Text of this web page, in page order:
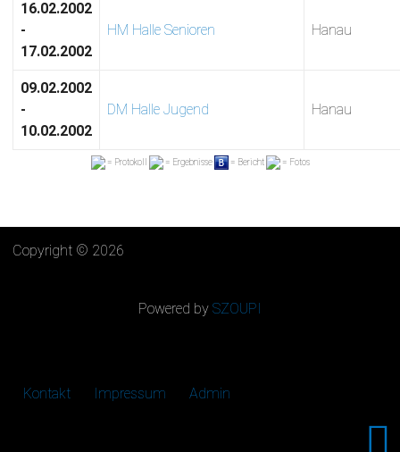
16.02.2002
-
17.02.2002
HM Halle Senioren Hanau
09.02.2002
-
10.02.2002
DM Halle Jugend Hanau
= Protokoll = Ergebnisse = Bericht = Fotos
Copyright © 2026
Powered by SZOUPI
Kontakt Impressum Admin